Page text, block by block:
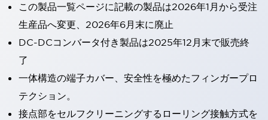
この製品一覧ページに記載の製品は2026年1月から受注
生産品へ変更、2026年6月末に廃止
DC-DCコンバータ付き製品は2025年12月末で販売終
了
一体構造の端子カバー、安全性を極めたフィンガープロ
テクション。
接点部をセルフクリーニングするローリング接触方式を